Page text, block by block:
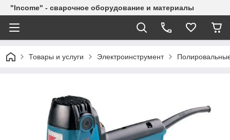
"Income" - сварочное оборудование и материалы
Товары и услуги Электроинструмент